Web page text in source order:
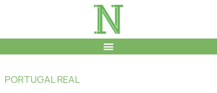
PORTUGAL REAL